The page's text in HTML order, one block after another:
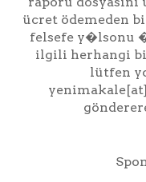
ücret ödemeden
felsefe y�lsonu
ilgili herhangi
lütfen